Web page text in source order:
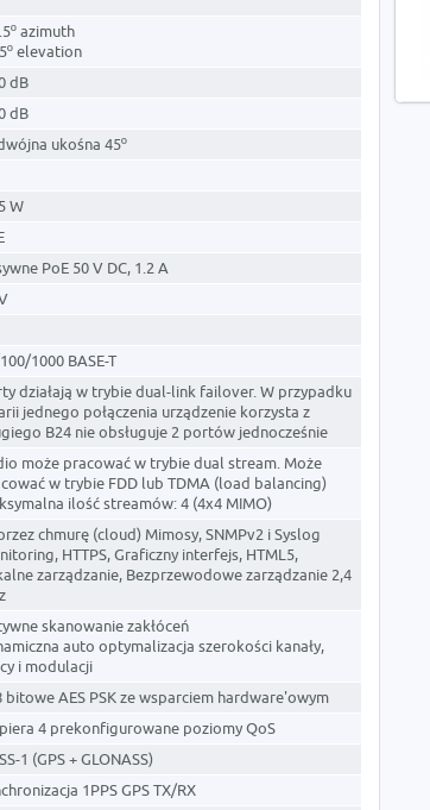
azimuth
elevation
dB
dB
ukośna 45º
W
PoE 50 V DC, 1.2 A
1000 BASE-T
działają w trybie dual-link failover. W przypadku
jednego połączenia urządzenie korzysta z
B24 nie obsługuje 2 portów jednocześnie
może pracować w trybie dual stream. Może
w trybie FDD lub TDMA (load balancing)
ilość streamów: 4 (4x4 MIMO)
chmurę (cloud) Mimosy, SNMPv2 i Syslog
HTTPS, Graficzny interfejs, HTML5,
zarządzanie, Bezprzewodowe zarządzanie 2,4
skanowanie zakłóceń
auto optymalizacja szerokości kanały,
i modulacji
bitowe AES PSK ze wsparciem hardware'owym
4 prekonfigurowane poziomy QoS
1 (GPS + GLONASS)
1PPS GPS TX/RX